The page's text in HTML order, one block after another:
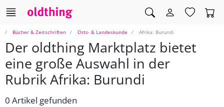
Bücher & Zeitschriften Orts- & Landeskunde Afrika: Burundi
Der oldthing Marktplatz bietet
eine große Auswahl in der
Rubrik Afrika: Burundi
0 Artikel gefunden